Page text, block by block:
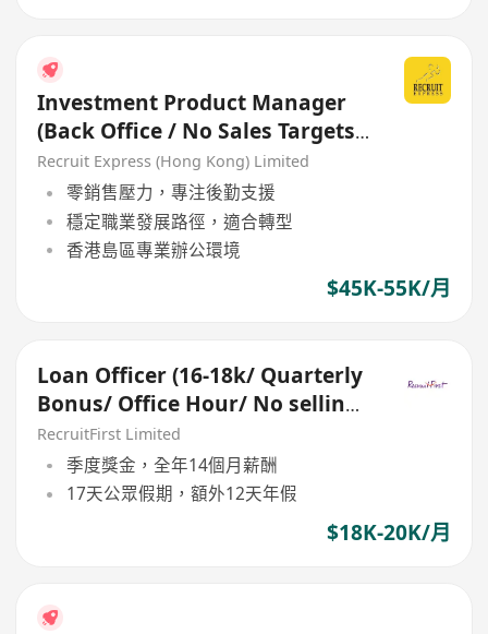
Investment Product Manager
(Back Office / No Sales Targets)
- Welcome Retail RM
Recruit Express (Hong Kong) Limited
零銷售壓力，專注後勤支援
穩定職業發展路徑，適合轉型
香港島區專業辦公環境
$45K-55K/月
Loan Officer (16-18k/ Quarterly
Bonus/ Office Hour/ No selling/
Bachelor Degree)
RecruitFirst Limited
季度獎金，全年14個月薪酬
17天公眾假期，額外12天年假
$18K-20K/月